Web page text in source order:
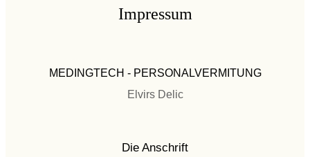
Impressum
MEDINGTECH - PERSONALVERMITUNG
Elvirs Delic
Die Anschrift